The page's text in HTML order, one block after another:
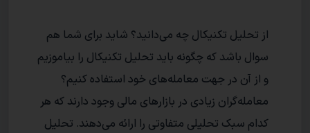
از تحلیل تکنیکال چه می‌دانید؟ شاید برای شما هم
سوال باشد که چگونه باید تحلیل تکنیکال را بیاموزیم
و از آن در جهت معامله‌های خود استفاده کنیم؟
معامله‌گران زیادی در بازارهای مالی وجود دارند که هر
کدام سبک تحلیلی متفاوتی را ارائه می‌دهند. تحلیل